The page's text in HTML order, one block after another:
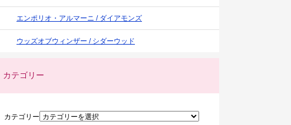
エンポリオ・アルマーニ / ダイアモンズ
ウッズオブウィンザー / シダーウッド
カテゴリー
カテゴリー